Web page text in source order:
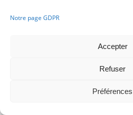
Notre page GDPR
Accepter
Refuser
Préférences